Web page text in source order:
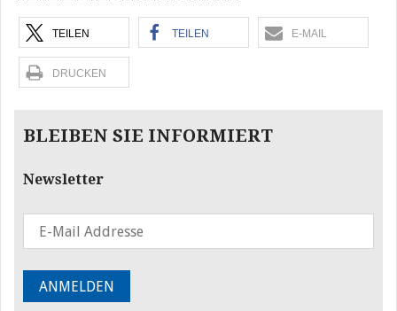
TEILEN TEILEN E-MAIL
DRUCKEN
BLEIBEN SIE INFORMIERT
Newsletter